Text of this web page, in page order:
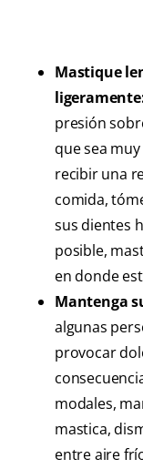
Mastique
presión
que sea
recibir una
comida,
sus dientes
posible,
en donde
Mantenga
algunas
provocar
modales,
mastica,
entre aire